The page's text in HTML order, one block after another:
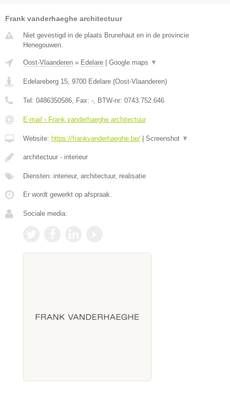
Frank vanderhaeghe architectuur
Niet gevestigd in de plaats Brunehaut en in de provincie
Henegouwen.
Oost-Vlaanderen » Edelare Google maps ▼
Edelareberg 15, 9700 Edelare (Oost-Vlaanderen)
Tel: 0486350586, Fax: -, BTW-nr: 0743.752.646
E-mail › Frank vanderhaeghe architectuur
Website: https://frankvanderhaeghe.be/ Screenshot ▼
architectuur - interieur
Diensten: interieur, architectuur, realisatie
Er wordt gewerkt op afspraak.
Sociale media: